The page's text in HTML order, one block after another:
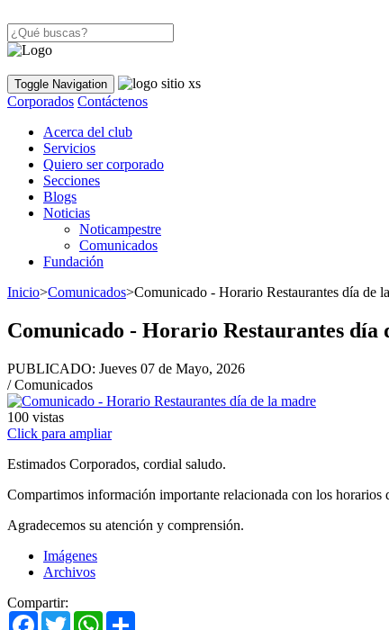
Toggle Navigation
Corporados Contáctenos
Acerca del club
Servicios
Quiero ser corporado
Secciones
Blogs
Noticias
Noticampestre
Comunicados
Fundación
Inicio>Comunicados>Comunicado - Horario Restaurantes día de
Comunicado - Horario Restaurantes día
PUBLICADO: Jueves 07 de Mayo, 2026
/ Comunicados
100 vistas
Click para ampliar
Estimados Corporados, cordial saludo.
Compartimos información importante relacionada con los horarios
Agradecemos su atención y comprensión.
Imágenes
Archivos
Compartir:
Facebook
TwitterWhatsApp